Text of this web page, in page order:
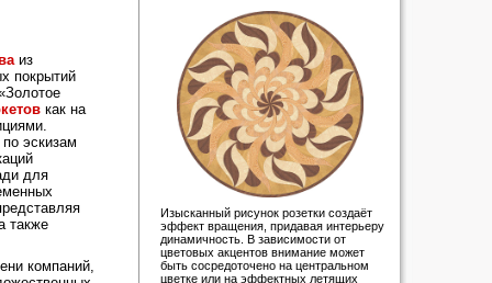
из
покрытий
как на
по эскизам
для
также
компаний,
Изысканный рисунок розетки создаёт
эффект вращения, придавая интерьеру
динамичность. В зависимости от
цветовых акцентов внимание может
быть сосредоточено на центральном
цветке или на эффектных летящих